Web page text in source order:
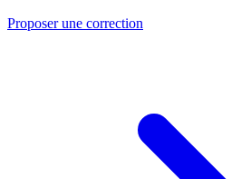
Proposer une correction